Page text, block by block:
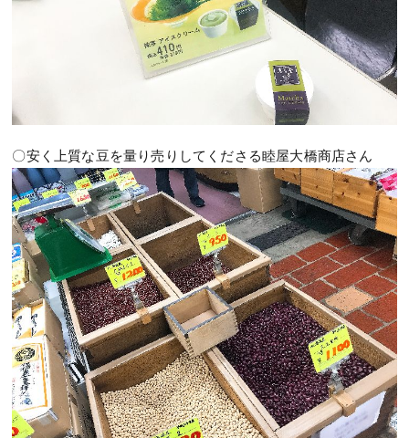
〇安く上質な豆を量り売りしてくださる睦屋大橋商店さん